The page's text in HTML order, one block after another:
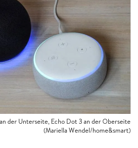
der Unterseite, Echo Dot 3 an der Oberseite
(Mariella Wendel/home&smart)